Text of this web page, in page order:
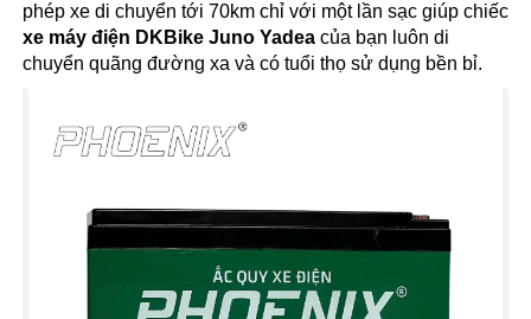
phép xe di chuyển tới 70km chỉ với một lần sạc giúp chiếc
xe máy điện DKBike Juno Yadea của bạn luôn di
chuyển quãng đường xa và có tuổi thọ sử dụng bền bỉ.